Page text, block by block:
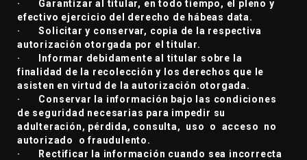
· Garantizar al titular, en todo tiempo, el pleno y
efectivo ejercicio del derecho de hábeas data.
· Solicitar y conservar, copia de la respectiva
autorización otorgada por el titular.
· Informar debidamente al titular sobre la
finalidad de la recolección y los derechos que le
asisten en virtud de la autorización otorgada.
· Conservar la información bajo las condiciones
de seguridad necesarias para impedir su
adulteración, pérdida, consulta, uso o acceso no
autorizado o fraudulento.
· Rectificar la información cuando sea incorrecta